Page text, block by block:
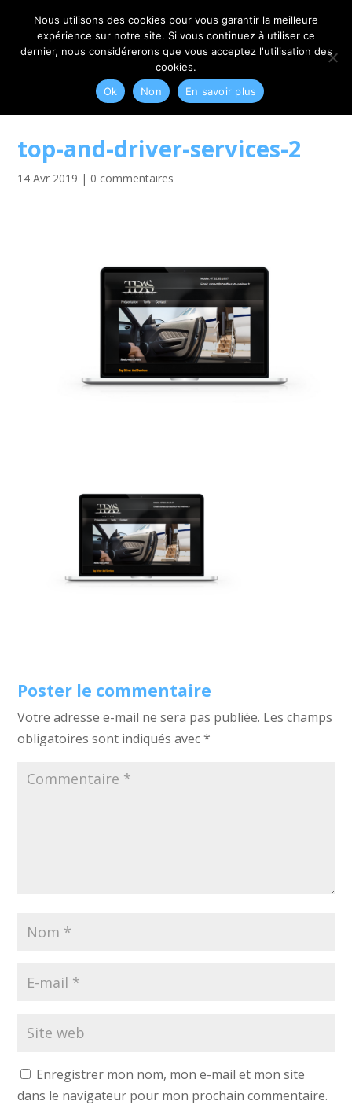
06 79 42 10 00 CONTACT@MYRIAM-CORBET.NET
top-and-driver-services-2
14 Avr 2019 | 0 commentaires
Poster le commentaire
Votre adresse e-mail ne sera pas publiée. Les champs
obligatoires sont indiqués avec*
Enregistrer mon nom, mon e-mail et mon site
dans le navigateur pour mon prochain commentaire.
Nous utilisons des cookies pour vous garantir la meilleure
expérience sur notre site. Si vous continuez à utiliser ce
dernier, nous considérerons que vous acceptez l'utilisation des
cookies.
Ok
Non En savoir plus